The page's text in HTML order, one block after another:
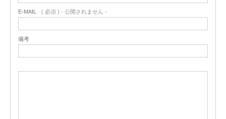
E-MAIL ( 必須 ) - 公開されません -
備考